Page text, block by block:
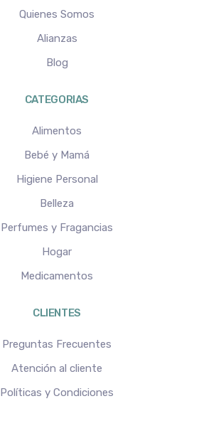
Quienes Somos
Alianzas
Blog
CATEGORIAS
Alimentos
Bebé y Mamá
Higiene Personal
Belleza
Perfumes y Fragancias
Hogar
Medicamentos
CLIENTES
Preguntas Frecuentes
Atención al cliente
Políticas y Condiciones